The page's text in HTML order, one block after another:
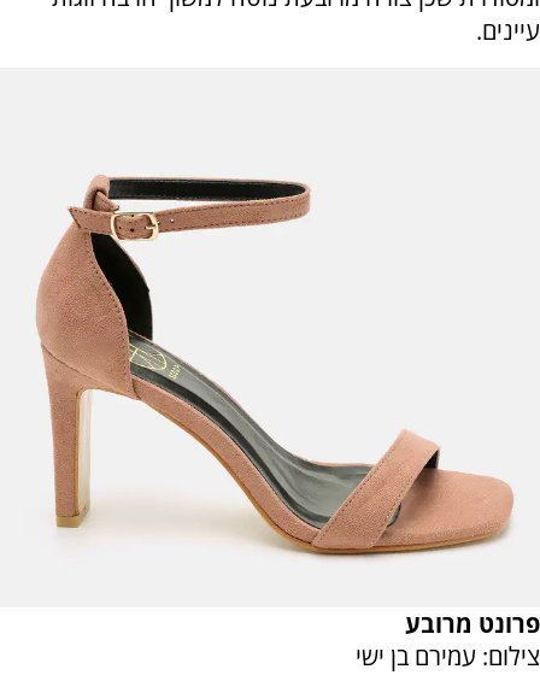
עיינים.
פרונט מרובע
צילום: עמירם בן ישי